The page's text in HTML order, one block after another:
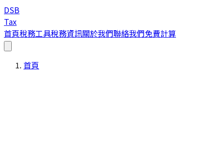
DSB
Tax
首頁稅務工具稅務資訊關於我們聯絡我們免費計算
首頁